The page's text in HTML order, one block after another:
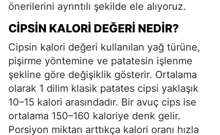
önerilerini ayrıntılı şekilde ele alıyoruz.
CIPSIN KALORI DEĞERI NEDIR?
Cipsin kalori değeri kullanılan yağ türüne,
pişirme yöntemine ve patatesin işlenme
şekline göre değişiklik gösterir. Ortalama
olarak 1 dilim klasik patates cipsi yaklaşık
10–15 kalori arasındadır. Bir avuç cips ise
ortalama 150–160 kaloriye denk gelir.
Porsiyon miktarı arttıkça kalori oranı hızla